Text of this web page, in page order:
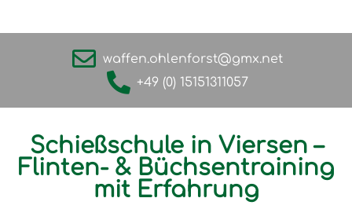
waffen.ohlenforst@gmx.net
+49 (0) 15151311057
Schießschule in Viersen –
Flinten- & Büchsentraining
mit Erfahrung